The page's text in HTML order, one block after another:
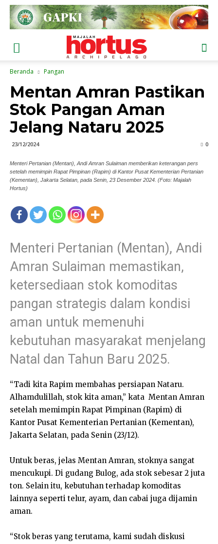
Beranda Pangan
Mentan Amran Pastikan
Stok Pangan Aman
Jelang Nataru 2025
23/12/2024 0
Menteri Pertanian (Mentan), Andi Amran Sulaiman memberikan keterangan pers
setelah memimpin Rapat Pimpinan (Rapim) di Kantor Pusat Kementerian Pertanian
(Kementan), Jakarta Selatan, pada Senin, 23 Desember 2024. (Foto: Majalah
Hortus)
Menteri Pertanian (Mentan), Andi
Amran Sulaiman memastikan,
ketersediaan stok komoditas
pangan strategis dalam kondisi
aman untuk memenuhi
kebutuhan masyarakat menjelang
Natal dan Tahun Baru 2025.
“Tadi kita Rapim membahas persiapan Nataru.
Alhamdulillah, stok kita aman,” kata Mentan Amran
setelah memimpin Rapat Pimpinan (Rapim) di
Kantor Pusat Kementerian Pertanian (Kementan),
Jakarta Selatan, pada Senin (23/12).
Untuk beras, jelas Mentan Amran, stoknya sangat
mencukupi. Di gudang Bulog, ada stok sebesar 2 juta
ton. Selain itu, kebutuhan terhadap komoditas
lainnya seperti telur, ayam, dan cabai juga dijamin
aman.
“Stok beras yang terutama, kami sudah diskusi